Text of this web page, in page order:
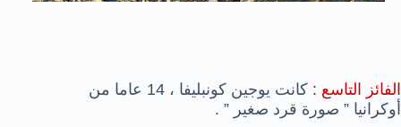
الفائز التاسع :
كانت يوجين كونبليفا ، 14 عاما من
أوكرانيا ” صورة قرد صغير ” .